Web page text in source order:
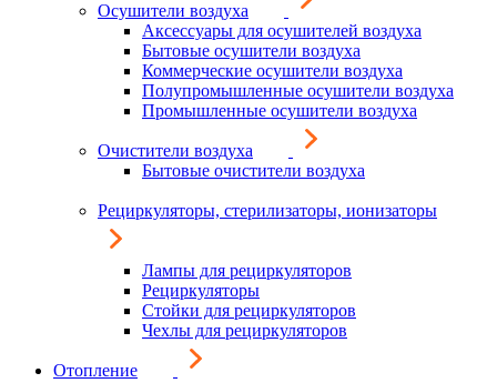
Осушители воздуха
Аксессуары для осушителей воздуха
Бытовые осушители воздуха
Коммерческие осушители воздуха
Полупромышленные осушители воздуха
Промышленные осушители воздуха
Очистители воздуха
Бытовые очистители воздуха
Рециркуляторы, стерилизаторы, ионизаторы
Лампы для рециркуляторов
Рециркуляторы
Стойки для рециркуляторов
Чехлы для рециркуляторов
Отопление